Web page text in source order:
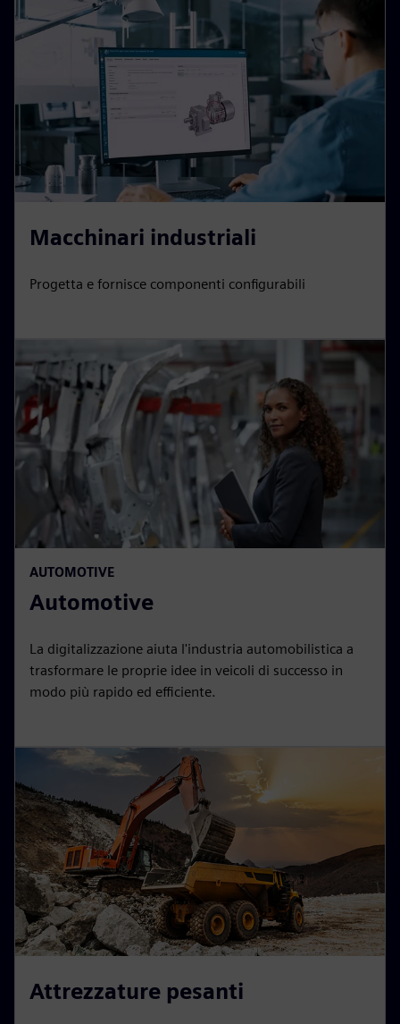
Macchinari industriali
Progetta e fornisce componenti configurabili
AUTOMOTIVE
Automotive
La digitalizzazione aiuta l'industria automobilistica a
trasformare le proprie idee in veicoli di successo in
modo più rapido ed efficiente.
Attrezzature pesanti